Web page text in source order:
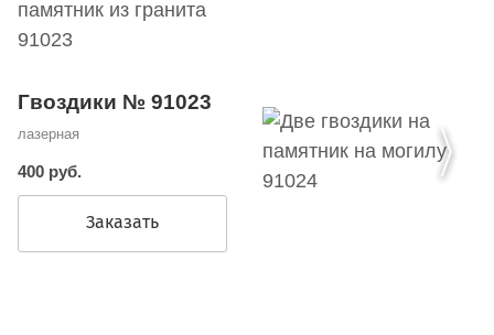
Гвоздики № 91023
лазерная
400 руб.
Заказать